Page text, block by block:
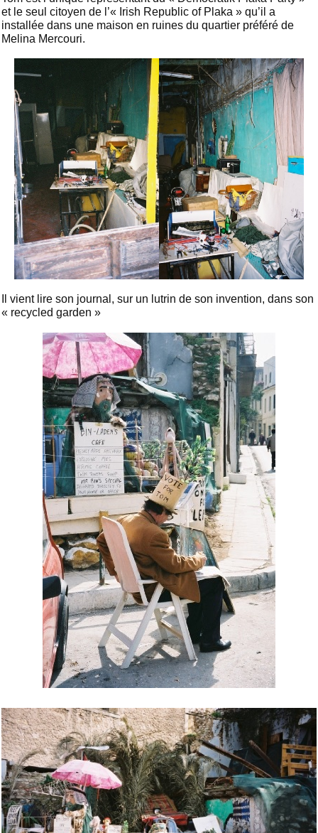
et le seul citoyen de l’« Irish Republic of Plaka » qu’il a
installée dans une maison en ruines du quartier préféré de
Melina Mercouri.
Il vient lire son journal, sur un lutrin de son invention, dans son
« recycled garden »